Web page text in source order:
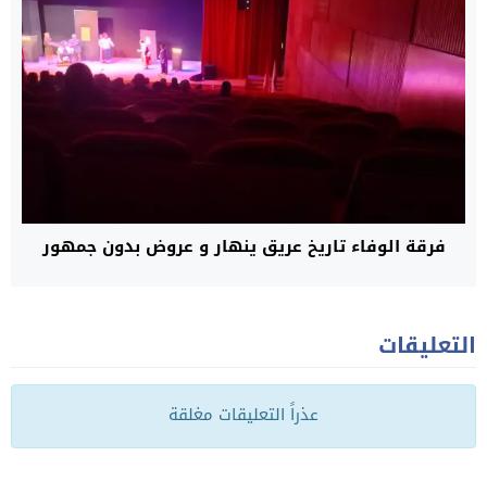
فرقة الوفاء تاريخ عريق ينهار و عروض بدون جمهور
التعليقات
عذراً التعليقات مغلقة